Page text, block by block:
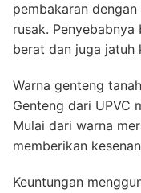
pembakaran
rusak.
berat dan juga jatuh
Warna genteng
Genteng dari UPVC
Mulai dari warna
memberikan
Keuntungan